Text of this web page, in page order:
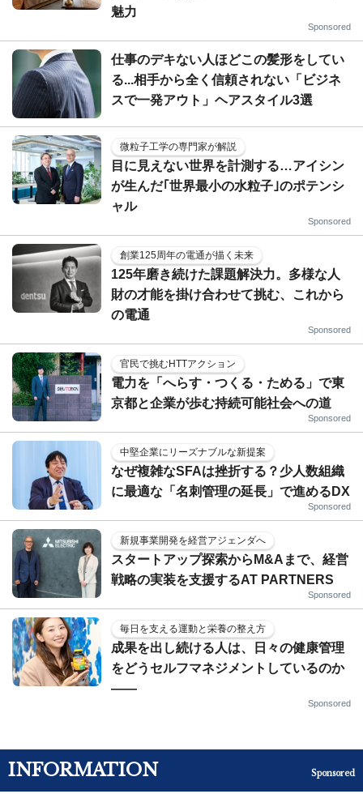
魅力
Sponsored
仕事のデキない人ほどこの髪形をしてい
る...相手から全く信頼されない「ビジネ
スで一発アウト」ヘアスタイル3選
微粒子工学の専門家が解説
目に見えない世界を計測する…アイシン
が生んだ｢世界最小の水粒子｣のポテンシ
ャル
Sponsored
創業125周年の電通が描く未来
125年磨き続けた課題解決力。多様な人
財の才能を掛け合わせて挑む、これから
の電通
Sponsored
官民で挑むHTTアクション
電力を「へらす・つくる・ためる」で東
京都と企業が歩む持続可能社会への道
Sponsored
中堅企業にリーズナブルな新提案
なぜ複雑なSFAは挫折する？少人数組織
に最適な「名刺管理の延長」で進めるDX
Sponsored
新規事業開発を経営アジェンダへ
スタートアップ探索からM&Aまで、経営
戦略の実装を支援するAT PARTNERS
Sponsored
毎日を支える運動と栄養の整え方
成果を出し続ける人は、日々の健康管理
をどうセルフマネジメントしているのか
——
Sponsored
INFORMATION Sponsored